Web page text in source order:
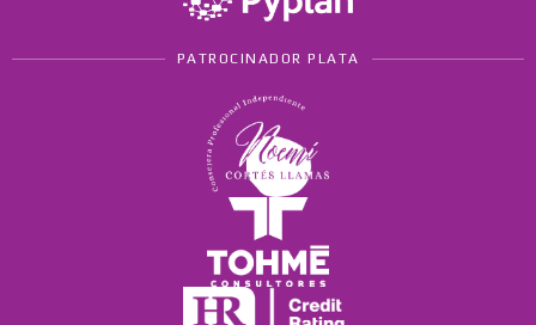
PATROCINADOR PLATA